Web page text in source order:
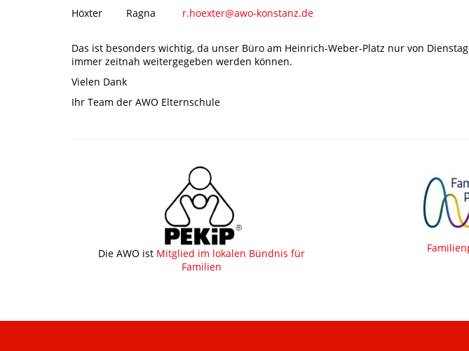
Höxter
Ragna r.hoexter@awo-konstanz.de
Das ist besonders wichtig, da unser Büro am Heinrich-Weber-Platz nur von
immer zeitnah weitergegeben werden können.
Vielen Dank
Ihr Team der AWO Elternschule
Die AWO ist Mitglied im lokalen Bündnis für
Familien